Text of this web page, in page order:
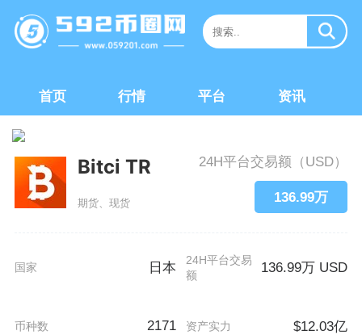
首页 行情 平台 资讯
Bitci TR
期货、现货
24H平台交易额（USD）
136.99万
国家 日本
24H平台交易
额
136.99万 USD
币种数 2171 资产实力 $12.03亿